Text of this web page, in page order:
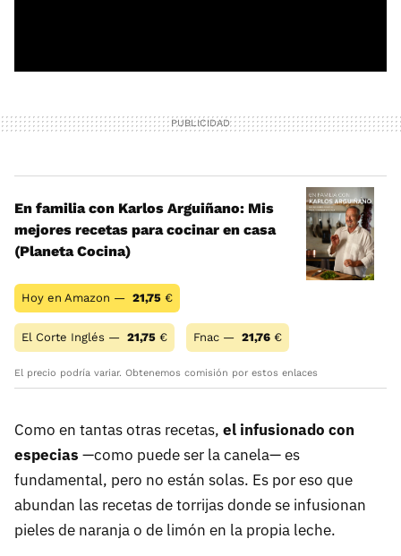
En familia con Karlos Arguiñano: Mis
mejores recetas para cocinar en casa
(Planeta Cocina)
Hoy en Amazon — 21,75 €
El Corte Inglés — 21,75 € Fnac — 21,76 €
El precio podría variar. Obtenemos comisión por estos enlaces
Como en tantas otras recetas, el infusionado con
especias —como puede ser la canela— es
fundamental, pero no están solas. Es por eso que
abundan las recetas de torrijas donde se infusionan
pieles de naranja o de limón en la propia leche.